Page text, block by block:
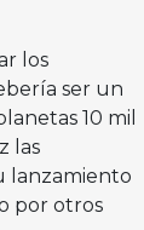
los
ser un
10 mil
las
lanzamiento
por otros